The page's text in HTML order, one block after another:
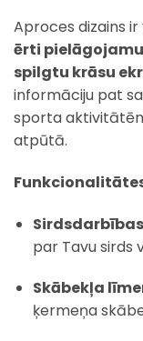
Aproces dizains
ērti
spilgtu krāsu
informāciju pat
sporta
atpūtā.
par Tavu sirds
Skābekļa
ķermeņa